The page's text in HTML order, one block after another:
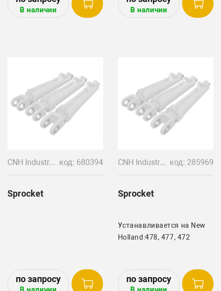
BR7060, BR7070
В наличии
(SBX540)
В наличии
CNH Industrial код: 680394
Sprocket
CNH Industrial код: 285969
Sprocket
Устанавливается на New
Holland:478, 477, 472